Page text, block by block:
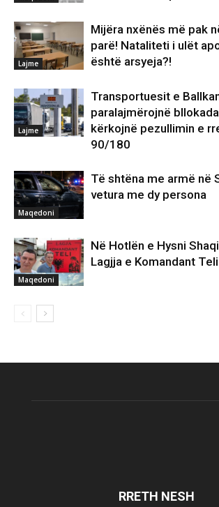
Lajme
Mijëra nxënës më pak
parë! Nataliteti i ulët
është arsyeja?!
Lajme
Transportuesit e
paralajmërojnë
kërkojnë pezullimin e
90/180
Maqedoni
Të shtëna me armë në
vetura me dy persona
Maqedoni
Në Hotlën e Hysni
Lagjja e Komandant
RRETH NESH